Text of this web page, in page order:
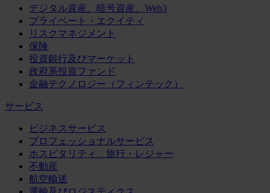
デジタル資産、暗号資産、Web3
プライベート・エクイティ
リスクマネジメント
保険
投資銀行及びマーケット
政府系投資ファンド
金融テクノロジー（フィンテック）
サービス
ビジネスサービス
プロフェッショナルサービス
ホスピタリティ、旅行・レジャー
不動産
航空輸送